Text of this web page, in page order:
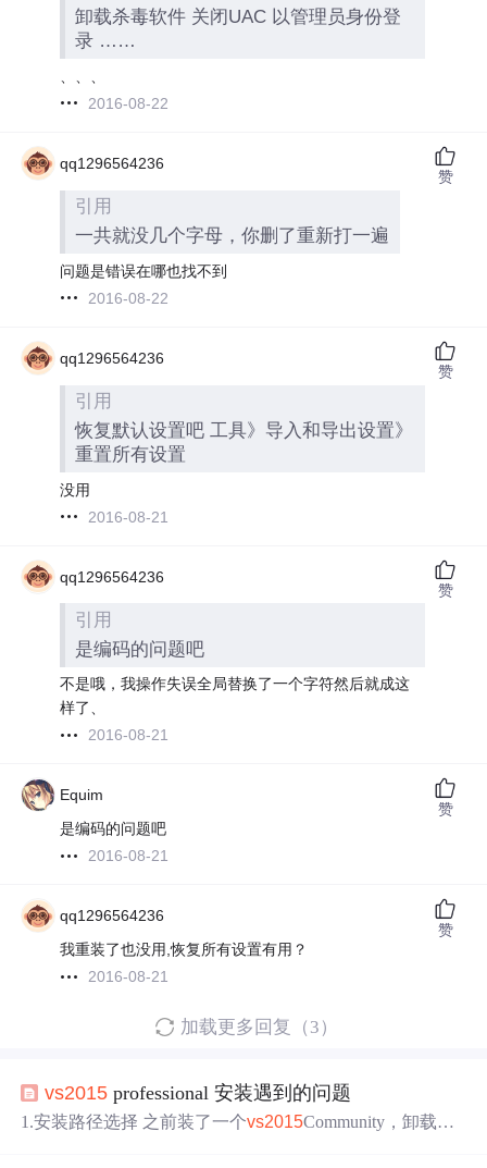
卸载杀毒软件 关闭UAC 以管理员身份登
录 ……
2016-08-22
qq1296564236
引用
一共就没几个字母，你删了重新打一遍
问题是错误在哪也找不到
2016-08-22
赞
qq1296564236
引用
恢复默认设置吧 工具》导入和导出设置》
重置所有设置
没用
2016-08-21
赞
qq1296564236
引用
是编码的问题吧
不是哦，我操作失误全局替换了一个字符然后就成这
样了、
2016-08-21
赞
Equim
是编码的问题吧
2016-08-21
赞
qq1296564236
我重装了也没用,恢复所有设置有用？
2016-08-21
赞
加载更多回复（3）
vs2015 professional 安装遇到的问题
1.安装路径选择 之前装了一个vs2015Community，卸载不